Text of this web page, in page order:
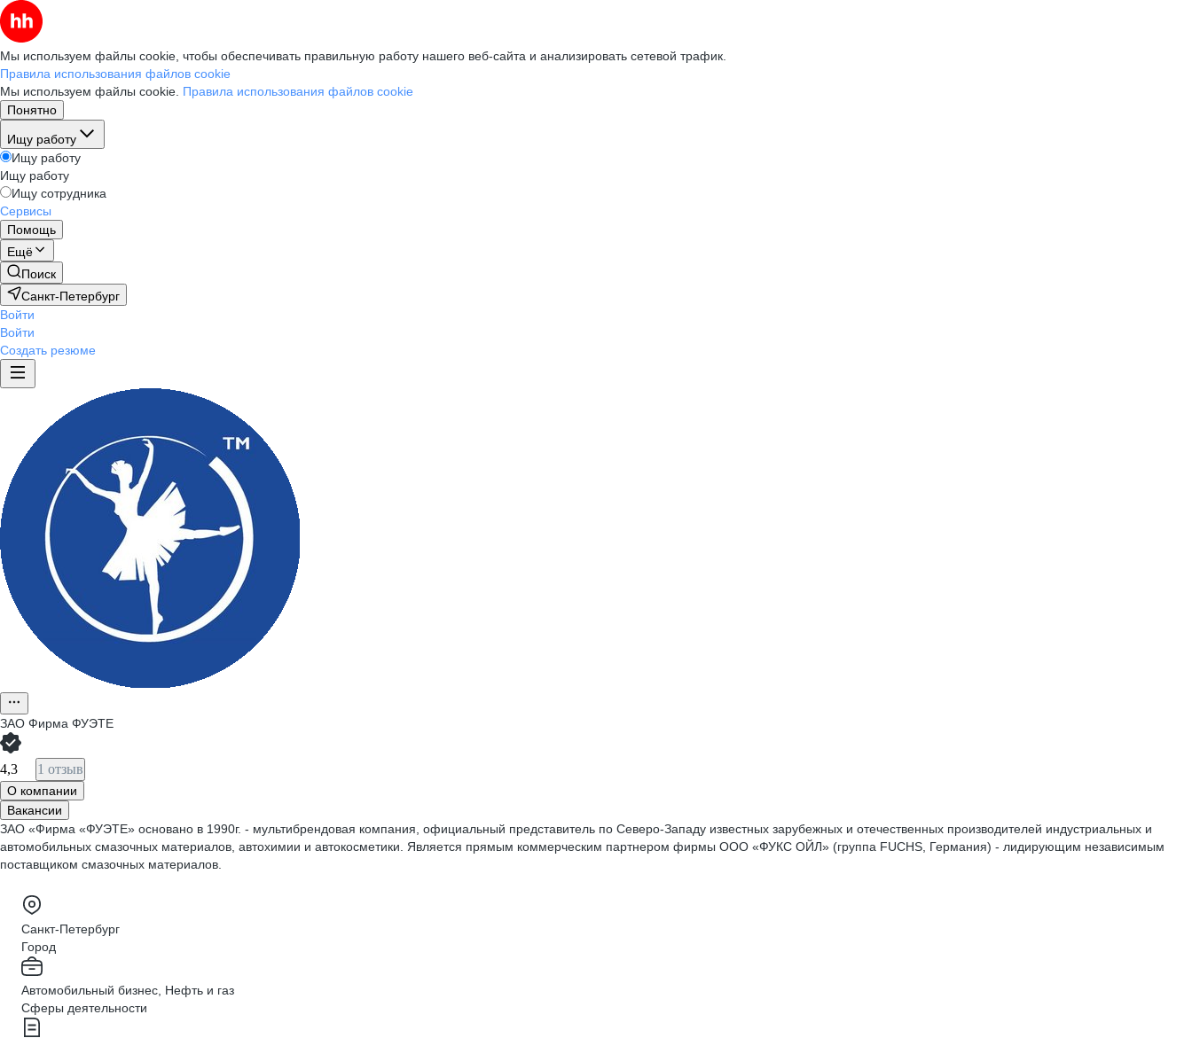
Мы используем файлы cookie, чтобы обеспечивать правильную работу нашего веб-сайта и анализировать сетевой трафик.
Правила использования файлов cookie
Мы используем файлы cookie. Правила использования файлов cookie
Понятно
Ищу работу
Ищу работу
Ищу работу
Ищу сотрудника
Сервисы
Помощь
Ещё
Поиск
Санкт-Петербург
Войти
Войти
Создать резюме
ЗАО Фирма ФУЭТЕ
4,3 1 отзыв
О компании
Вакансии
ЗАО «Фирма «ФУЭТЕ» основано в 1990г. - мультибрендовая компания, официальный представитель по Северо-Западу известных зарубежных и отечественных производителей индустриальных и
автомобильных смазочных материалов, автохимии и автокосметики. Является прямым коммерческим партнером фирмы ООО «ФУКС ОЙЛ» (группа FUCHS, Германия) - лидирующим независимым
поставщиком смазочных материалов.
Санкт-Петербург
Город
Автомобильный бизнес, Нефть и газ
Сферы деятельности